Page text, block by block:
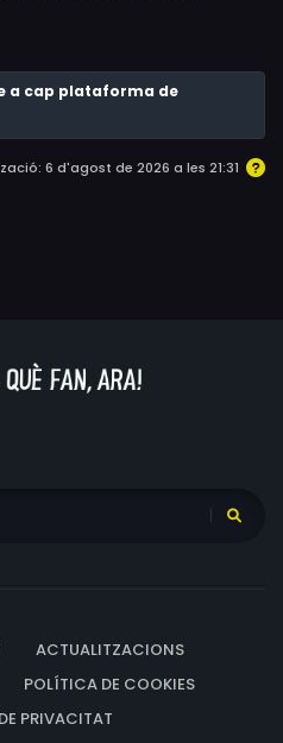
les relacions
a prova en casos que
despietats,
policies corruptes i
combaten contra el
li ha demanat que cooperi
la sèrie "La bèstia"
amb espectaculars
que sembla a "The Beast".
a cap plataforma de
6 d'agost de 2026 a les 21:31
ACTUALITZACIONS
POLÍTICA DE COOKIES
PRIVACITAT